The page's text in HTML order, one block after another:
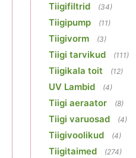
Tiigifiltrid (34)
Tiigipump (11)
Tiigivorm (3)
Tiigi tarvikud (111)
Tiigikala toit (12)
UV Lambid (4)
Tiigi aeraator (8)
Tiigi varuosad (4)
Tiigivoolikud (4)
Tiigitaimed (274)